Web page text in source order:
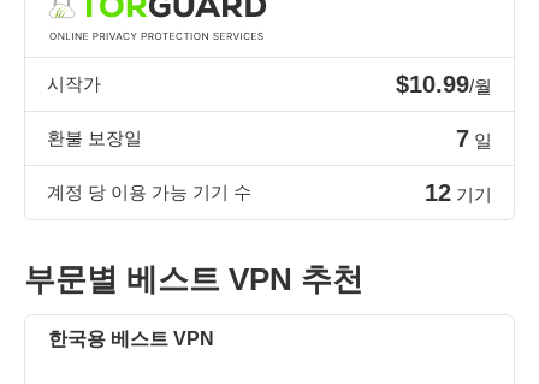
시작가 $10.99/월
환불 보장일 7 일
계정 당 이용 가능 기기 수 12 기기
부문별 베스트 VPN 추천
한국용 베스트 VPN